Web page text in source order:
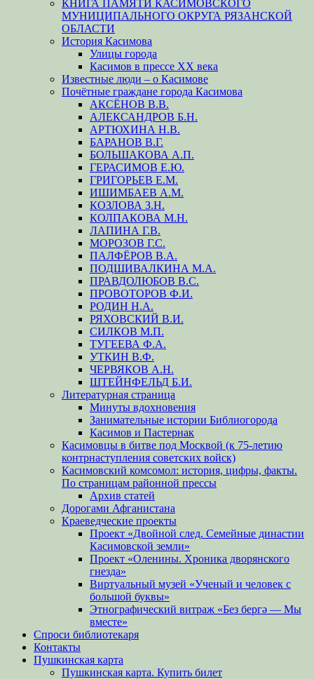
КНИГА ПАМЯТИ КАСИМОВСКОГО
МУНИЦИПАЛЬНОГО ОКРУГА РЯЗАНСКОЙ
ОБЛАСТИ
История Касимова
Улицы города
Касимов в прессе XX века
Известные люди – о Касимове
Почётные граждане города Касимова
АКСЁНОВ В.В.
АЛЕКСАНДРОВ Б.Н.
АРТЮХИНА Н.В.
БАРАНОВ В.Г.
БОЛЬШАКОВА А.П.
ГЕРАСИМОВ Е.Ю.
ГРИГОРЬЕВ Е.М.
ИШИМБАЕВ А.М.
КОЗЛОВА З.Н.
КОЛПАКОВА М.Н.
ЛАПИНА Г.В.
МОРОЗОВ Г.С.
ПАЛФЁРОВ В.А.
ПОДШИВАЛКИНА М.А.
ПРАВДОЛЮБОВ В.С.
ПРОВОТОРОВ Ф.И.
РОДИН Н.А.
РЯХОВСКИЙ В.И.
СИЛКОВ М.П.
ТУГЕЕВА Ф.А.
УТКИН В.Ф.
ЧЕРВЯКОВ А.Н.
ШТЕЙНФЕЛЬД Б.И.
Литературная страница
Минуты вдохновения
Занимательные истории Библиогорода
Касимов и Пастернак
Касимовцы в битве под Москвой (к 75-летию
контрнаступления советских войск)
Касимовский комсомол: история, цифры, факты.
По страницам районной прессы
Архив статей
Дорогами Афганистана
Краеведческие проекты
Проект «Двойной след. Семейные династии
Касимовской земли»
Проект «Оленины. Хроника дворянского
гнезда»
Виртуальный музей «Ученый и человек с
большой буквы»
Этнографический витраж «Без бергə — Мы
вместе»
Спроси библиотекаря
Контакты
Пушкинская карта
Пушкинская карта. Купить билет